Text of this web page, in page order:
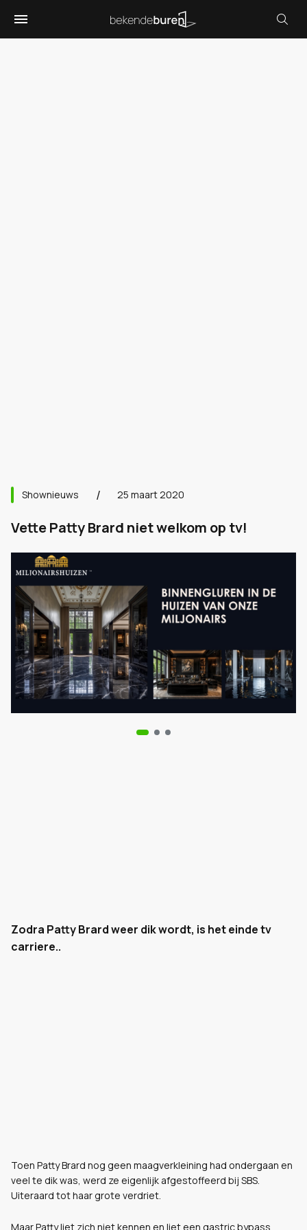
Shownieuws 25 maart 2020
Vette Patty Brard niet welkom op tv!
Zodra Patty Brard weer dik wordt, is het einde tv
carriere..
Toen Patty Brard nog geen maagverkleining had ondergaan en
veel te dik was, werd ze eigenlijk afgestoffeerd bij SBS.
Uiteraard tot haar grote verdriet.
Maar Patty liet zich niet kennen en liet een gastric bypass